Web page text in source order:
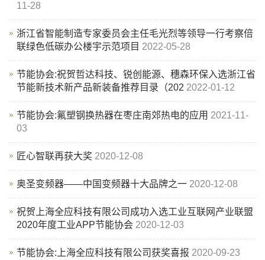
11-28
浙江省智能制造专家委员会主任毛光烈等领导一行考察倍
联绿色低碳办公楼宇示范项目 2022-05-28
节能协会:祝贺哲达科技、锐创能源、穗森环保入选浙江省
节能新技术新产品新装备推荐目录（202 2022-01-12
节能协会:氟塑钢换热器在枣庄南郊热电的应用 2021-11-
03
匠心智联再获大奖 2020-12-08
奥圣变频器——中国变频器十大品牌之一 2020-12-08
祝贺上海全应科技有限公司成功入选工业互联网产业联盟
2020年度工业APP节能协会 2020-12-03
节能协会:上海全应科技有限公司获奖喜报 2020-09-23